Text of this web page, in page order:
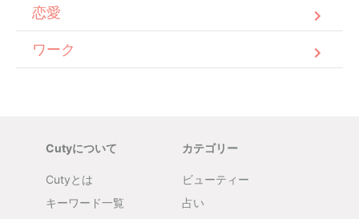
恋愛
ワーク
Cutyについて
Cutyとは
キーワード一覧
カテゴリー
ビューティー
占い